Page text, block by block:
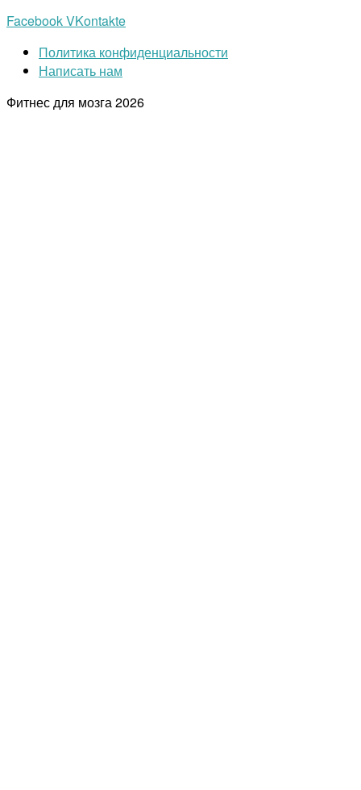
FacebookVKontakte
Политика конфиденциальности
Написать нам
Фитнес для мозга2026